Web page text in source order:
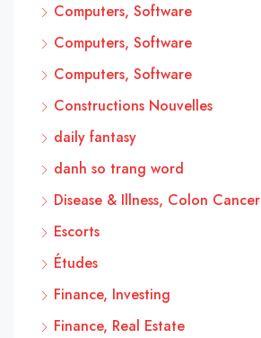
Computers, Software
Computers, Software
Computers, Software
Constructions Nouvelles
daily fantasy
danh so trang word
Disease & Illness, Colon Cancer
Escorts
Études
Finance, Investing
Finance, Real Estate